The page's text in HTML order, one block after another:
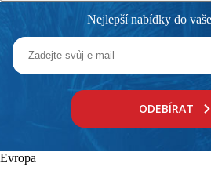
Poznámka
Rozsah a kvalita uvedených
zavedením případných
Vzdálenosti
Vzdálenost k pláži
Nejlepší nabídky do
ODEBÍRAT
Evropa